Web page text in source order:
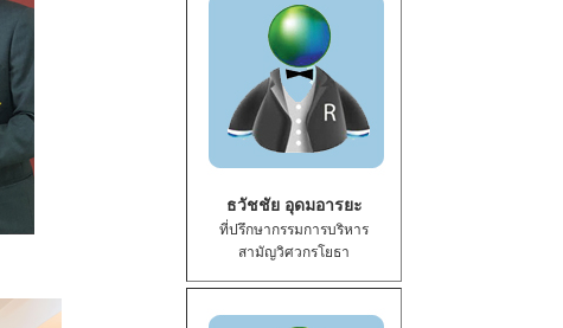
ธวัชชัย อุดมอารยะ
ที่ปรึกษากรรมการบริหาร
สามัญวิศวกรโยธา